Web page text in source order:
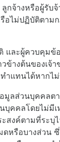
จ้างหรือผู้รับจ้
อไม่ปฏิบัติตาม
ละผู้ควบคุมข้
ข้างต้นของเจ้
ำแทนได้หากไ
มูลส่วนบุคคลต
บุคคลโดยไม่มี
สงค์ตามที่ระบุ
หรือบางส่วน